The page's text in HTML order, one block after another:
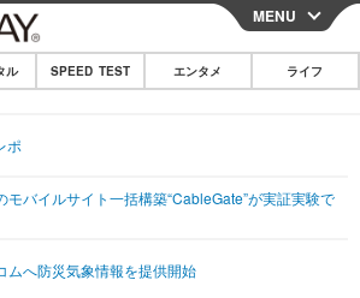
CLOSE
映画・ドラマ
MENU
ル SPEED TEST エンタメ ライフ
ポ
モバイルサイト一括構築“CableGate”が実証実験で
ムへ防災気象情報を提供開始